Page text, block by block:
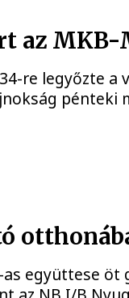
az MKB-
re legyőzte a
pénteki
as együttese